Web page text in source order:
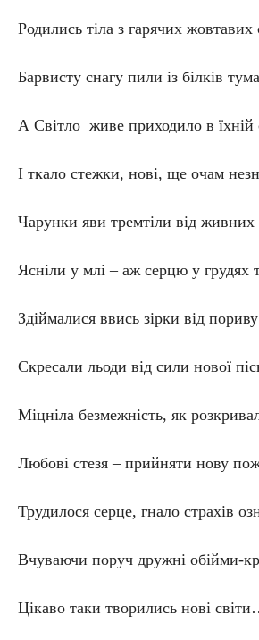
Родились тіла з гарячих жовтавих
Барвисту снагу пили із білків
А Світло живе приходило в їхній
І ткало стежки, нові, ще очам
Чарунки яви тремтіли від живних
Ясніли у млі – аж серцю у грудях
Здіймалися ввись зірки від
Скресали льоди від сили нової
Міцніла безмежність, як
Любові стезя – прийняти нову
Трудилося серце, гнало страхів
Вчуваючи поруч дружні обійми-
Цікаво таки творились нові